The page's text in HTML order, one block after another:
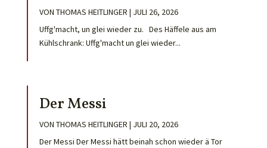
VON THOMAS HEITLINGER | JULI 26, 2026
Uffg'macht, un glei wieder zu. Des Häffele aus am
Kühlschrank: Uffg'macht un glei wieder...
Der Messi
VON THOMAS HEITLINGER | JULI 20, 2026
Der Messi Der Messi hätt beinah schon wieder ä Tor